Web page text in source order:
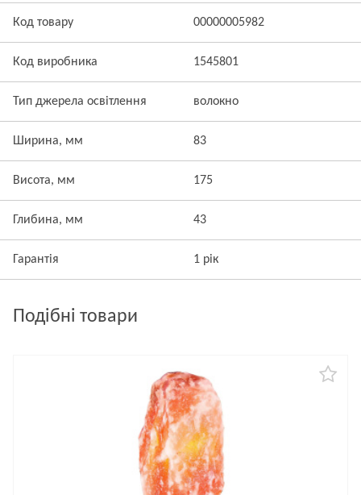
Код товару 00000005982
Код виробника 1545801
Тип джерела освітлення волокно
Ширина, мм 83
Висота, мм 175
Глибина, мм 43
Гарантія 1 рік
Подібні товари